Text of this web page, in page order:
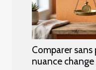
Comparer
nuance